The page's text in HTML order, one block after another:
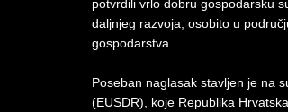
potvrdili vrlo dobru gospodarsku
daljnjeg razvoja, osobito u
gospodarstva.
Poseban naglasak stavljen je na
(EUSDR), koje Republika